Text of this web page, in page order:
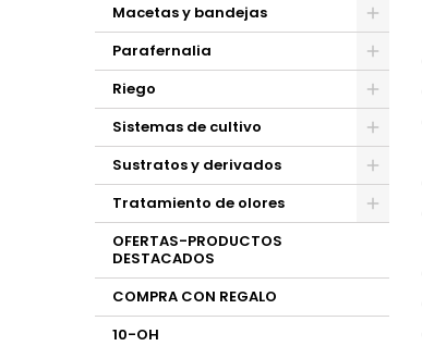
Macetas y bandejas
Parafernalia
Riego
Sistemas de cultivo
Sustratos y derivados
Tratamiento de olores
OFERTAS-PRODUCTOS
DESTACADOS
COMPRA CON REGALO
10-OH